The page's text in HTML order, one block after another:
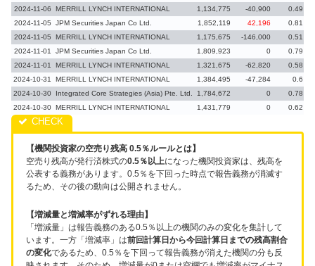
2024-11-06
MERRILL LYNCH INTERNATIONAL 1,134,775 -40,900 0.49
2024-11-05
JPM Securities Japan Co Ltd. 1,852,119 42,196 0.81
2024-11-05
MERRILL LYNCH INTERNATIONAL 1,175,675 -146,000 0.51
2024-11-01
JPM Securities Japan Co Ltd. 1,809,923 0
0.79
2024-11-01
MERRILL LYNCH INTERNATIONAL 1,321,675 -62,820 0.58
2024-10-31
MERRILL LYNCH INTERNATIONAL 1,384,495 -47,284 0.6
2024-10-30
Integrated Core Strategies (Asia) Pte. Ltd. 1,784,672 0 0.78
2024-10-30 MERRILL LYNCH INTERNATIONAL 1,431,779 0 0.62
【機関投資家の空売り残高 0.5％ルールとは】
空売り残高が発行済株式の0.5％以上になった機関投資家は、残高を
公表する義務があります。0.5％を下回った時点で報告義務が消滅す
るため、その後の動向は公開されません。
【増減量と増減率がずれる理由】
「増減量」は報告義務のある0.5％以上の機関のみの変化を集計して
います。一方「増減率」は前回計算日から今回計算日までの残高割合
の変化であるため、0.5％を下回って報告義務が消えた機関の分も反